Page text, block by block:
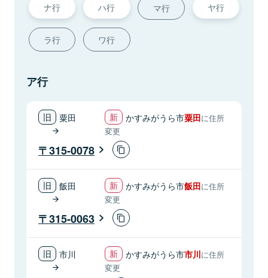
ナ行 ハ行 マ行 ヤ行
ラ行 ワ行
ア行
粟田 かすみがうら市粟田に住所
変更
315-0078
飯田 かすみがうら市飯田に住所
変更
315-0063
市川 かすみがうら市市川に住所
変更